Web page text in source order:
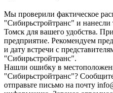
Мы проверили фактическое
"Сибирьстройтранс" и
Томск для вашего удобства.
предприятие. Рекомендуем
и дату встречи с
"Сибирьстройтранс".
Нашли ошибку в
"Сибирьстройтранс"?
отправьте письмо на почту